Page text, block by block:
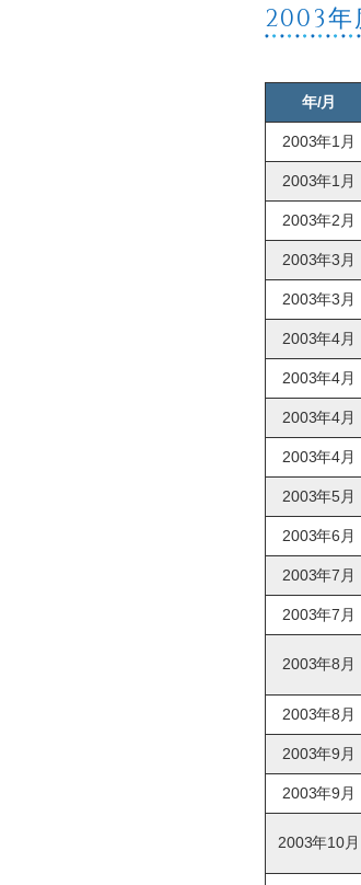
2003
年/月
2003年1月
2003年1月
2003年2月
2003年3月
2003年3月
2003年4月
2003年4月
2003年4月
2003年4月
2003年5月
2003年6月
2003年7月
2003年7月
2003年8月
2003年8月
2003年9月
2003年9月
2003年10月